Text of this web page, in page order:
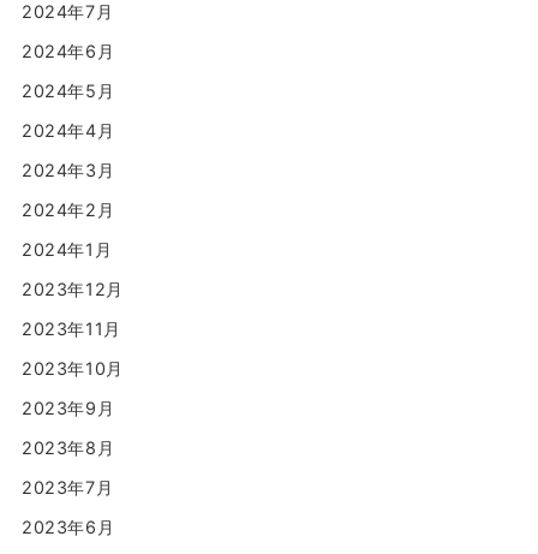
2024年7月
2024年6月
2024年5月
2024年4月
2024年3月
2024年2月
2024年1月
2023年12月
2023年11月
2023年10月
2023年9月
2023年8月
2023年7月
2023年6月